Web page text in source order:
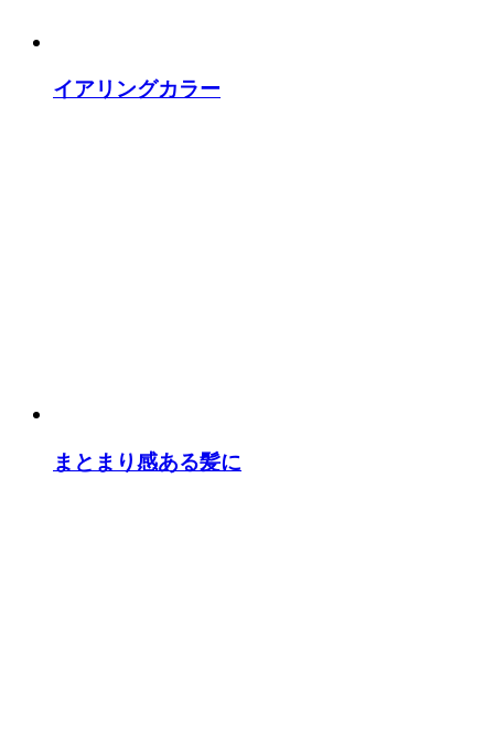
イアリングカラー
まとまり感ある髪に